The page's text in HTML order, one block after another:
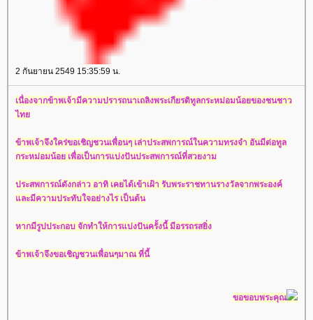
2 กันยายน 2549 15:35:59 น.
เนื่องจากข้าพเจ้ามีความปรารถนาเถลิงพระเกียรติทูลกระหม่อมน้อยของชนชาว
ไทย
ข้าพเจ้าจึงใคร่ขอเชิญชวนเพื่อนๆ เล่าประสพการณ์ในความทรงจำ อันมีต่อทูล
กระหม่อมน้อย เพื่อเป็นการแบ่งปันประสพการณ์ที่สวยงาม
ประสพการณ์ดังกล่าว อาทิ เคยได้เข้าเฝ้า รับพระราชทานรางวัลจากพระองค์
และมีความประทับใจอย่างไร เป็นต้น
หากมีรูปประกอบ จักทำให้การแบ่งปันครั้งนี้ มีอรรถรสยิ่ง
ข้าพเจ้าจึงขอเชิญชวนเพื่อนๆมาณ ที่นี้
ขอขอบพระคุณ